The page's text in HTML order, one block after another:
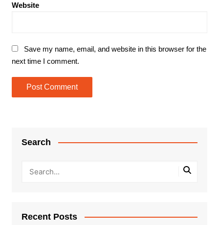
Website
Save my name, email, and website in this browser for the
next time I comment.
Search
Recent Posts